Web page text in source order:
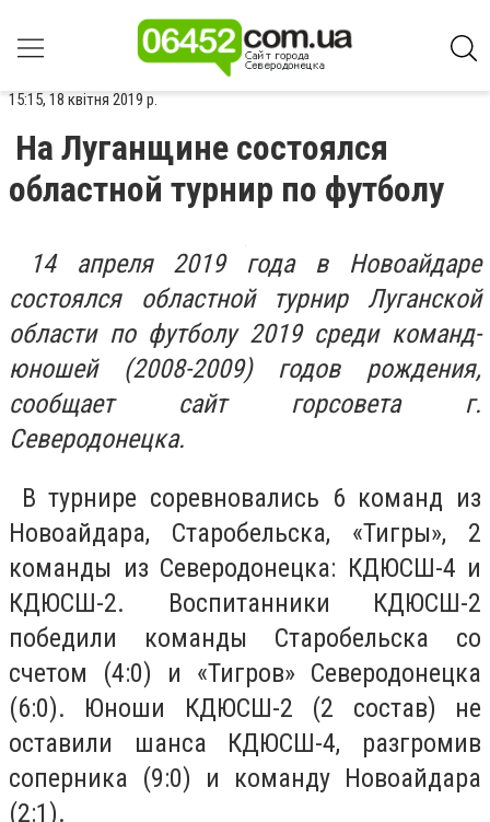
15:15, 18 квітня 2019 р.
На Луганщине состоялся
областной турнир по футболу
14 апреля 2019 года в Новоайдаре
состоялся областной турнир Луганской
области по футболу 2019 среди команд-
юношей (2008-2009) годов рождения,
сообщает сайт горсовета г.
Северодонецка.
В турнире соревновались 6 команд из
Новоайдара, Старобельска, «Тигры», 2
команды из Северодонецка: КДЮСШ-4 и
КДЮСШ-2. Воспитанники КДЮСШ-2
победили команды Старобельска со
счетом (4:0) и «Тигров» Северодонецка
(6:0). Юноши КДЮСШ-2 (2 состав) не
оставили шанса КДЮСШ-4, разгромив
соперника (9:0) и команду Новоайдара
(2:1).